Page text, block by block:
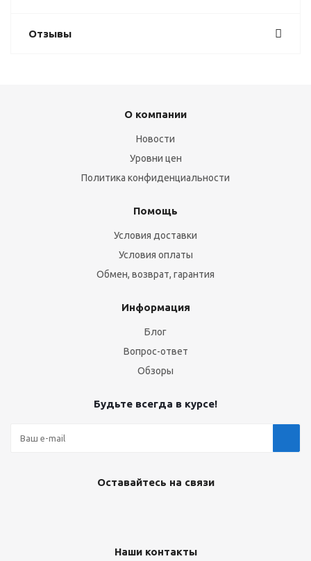
Отзывы
О компании
Новости
Уровни цен
Политика конфиденциальности
Помощь
Условия доставки
Условия оплаты
Обмен, возврат, гарантия
Информация
Блог
Вопрос-ответ
Обзоры
Будьте всегда в курсе!
Оставайтесь на связи
Наши контакты